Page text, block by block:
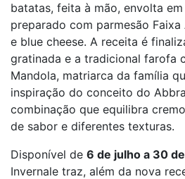
batatas, feita à mão, envolta
preparado com parmesão
e blue cheese. A receita é
gratinada e a tradicional farofa
Mandola, matriarca da família
inspiração do conceito do
combinação que equilibra
de sabor e diferentes texturas.
Disponível de 6 de julho a 30
Invernale traz, além da nova